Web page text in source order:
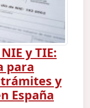
y TIE:
para
y
España